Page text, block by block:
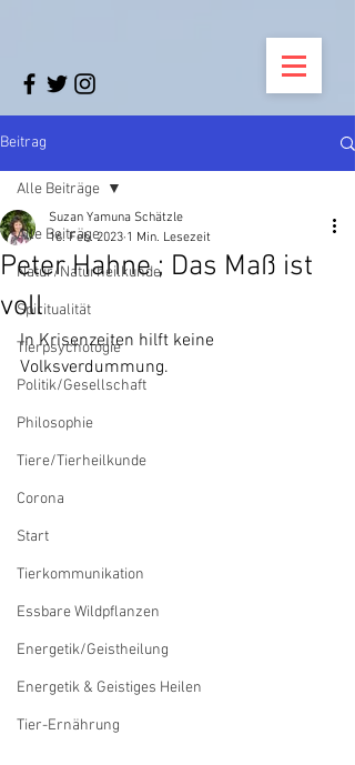
Beitrag
Alle Beiträge
Natur/Naturheilkunde
Spiritualität
Tierpsychologie
Politik/Gesellschaft
Philosophie
Tiere/Tierheilkunde
Corona
Start
Tierkommunikation
Essbare Wildpflanzen
Energetik/Geistheilung
Energetik & Geistiges Heilen
Tier-Ernährung
Alle Beiträge
Peter Hahne ; Das Maß ist
voll
Suzan Yamuna Schätzle
16. Feb. 2023 1 Min. Lesezeit
In Krisenzeiten hilft keine
Volksverdummung.